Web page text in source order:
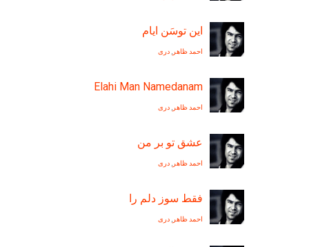
این توسَن ایام
احمد ظاهر دری
Elahi Man Namedanam
احمد ظاهر دری
عشق تو بر من
احمد ظاهر دری
فقط سوز دلم را
احمد ظاهر دری